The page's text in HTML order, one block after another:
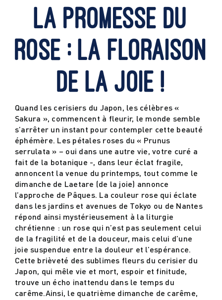
Étapes de la vie
Vie paroissiale
Actualités
Contact
La promesse du
rose : La floraison
de la joie !
Quand les cerisiers du Japon, les célèbres «
Sakura », commencent à fleurir, le monde semble
s’arrêter un instant pour contempler cette beauté
éphémère. Les pétales roses du « Prunus
serrulata » – oui dans une autre vie, votre curé a
fait de la botanique -, dans leur éclat fragile,
annoncent la venue du printemps, tout comme le
dimanche de Laetare (de la joie) annonce
l’approche de Pâques. La couleur rose qui éclate
dans les jardins et avenues de Tokyo ou de Nantes
répond ainsi mystérieusement à la liturgie
chrétienne : un rose qui n’est pas seulement celui
de la fragilité et de la douceur, mais celui d’une
joie suspendue entre la douleur et l’espérance.
Cette brièveté des sublimes fleurs du cerisier du
Japon, qui mêle vie et mort, espoir et finitude,
trouve un écho inattendu dans le temps du
carême.Ainsi, le quatrième dimanche de carême,